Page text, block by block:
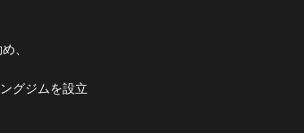
、
グジムを設立